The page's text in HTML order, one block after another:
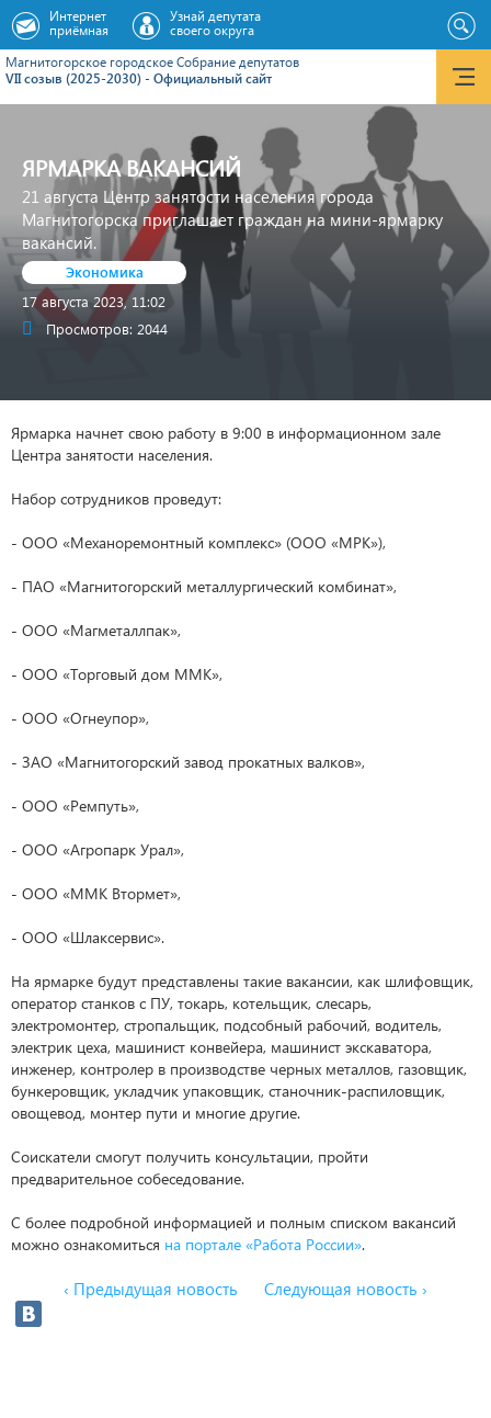
Магнитогорское городское Cобрание депутатов
VII созыв (2025-2030) - Официальный сайт
Интернет
приёмная
Узнай депутата
своего округа
ЯРМАРКА ВАКАНСИЙ
21 августа Центр занятости населения города
Магнитогорска приглашает граждан на мини-ярмарку
вакансий.
Экономика
17 августа 2023, 11:02
Просмотров: 2044
Ярмарка начнет свою работу в 9:00 в информационном зале
Центра занятости населения.
Набор сотрудников проведут:
- ООО «Механоремонтный комплекс» (ООО «МРК»),
- ПАО «Магнитогорский металлургический комбинат»,
- ООО «Магметаллпак»,
- ООО «Торговый дом ММК»,
- ООО «Огнеупор»,
- ЗАО «Магнитогорский завод прокатных валков»,
- ООО «Ремпуть»,
- ООО «Агропарк Урал»,
- ООО «ММК Втормет»,
- ООО «Шлаксервис».
На ярмарке будут представлены такие вакансии, как шлифовщик,
оператор станков с ПУ, токарь, котельщик, слесарь,
электромонтер, стропальщик, подсобный рабочий, водитель,
электрик цеха, машинист конвейера, машинист экскаватора,
инженер, контролер в производстве черных металлов, газовщик,
бункеровщик, укладчик упаковщик, станочник-распиловщик,
овощевод, монтер пути и многие другие.
Соискатели смогут получить консультации, пройти
предварительное собеседование.
С более подробной информацией и полным списком вакансий
можно ознакомиться на портале «Работа России».
‹ Предыдущая новость Следующая новость ›